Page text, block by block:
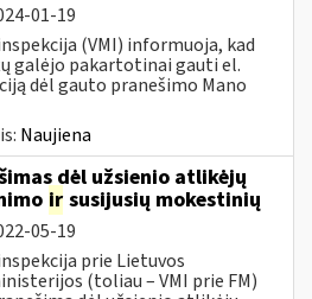
01-19
(VMI) informuoja, kad
galėjo pakartotinai gauti el.
dėl gauto pranešimo Mano
Naujiena
dėl užsienio atlikėjų
ir susijusių mokestinių
05-19
prie Lietuvos
(toliau – VMI prie FM)